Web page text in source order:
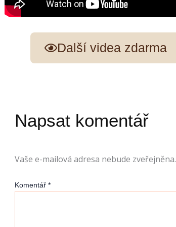
Další videa zdarma
Napsat komentář
Vaše e-mailová adresa nebude zveřejněna.
Komentář *